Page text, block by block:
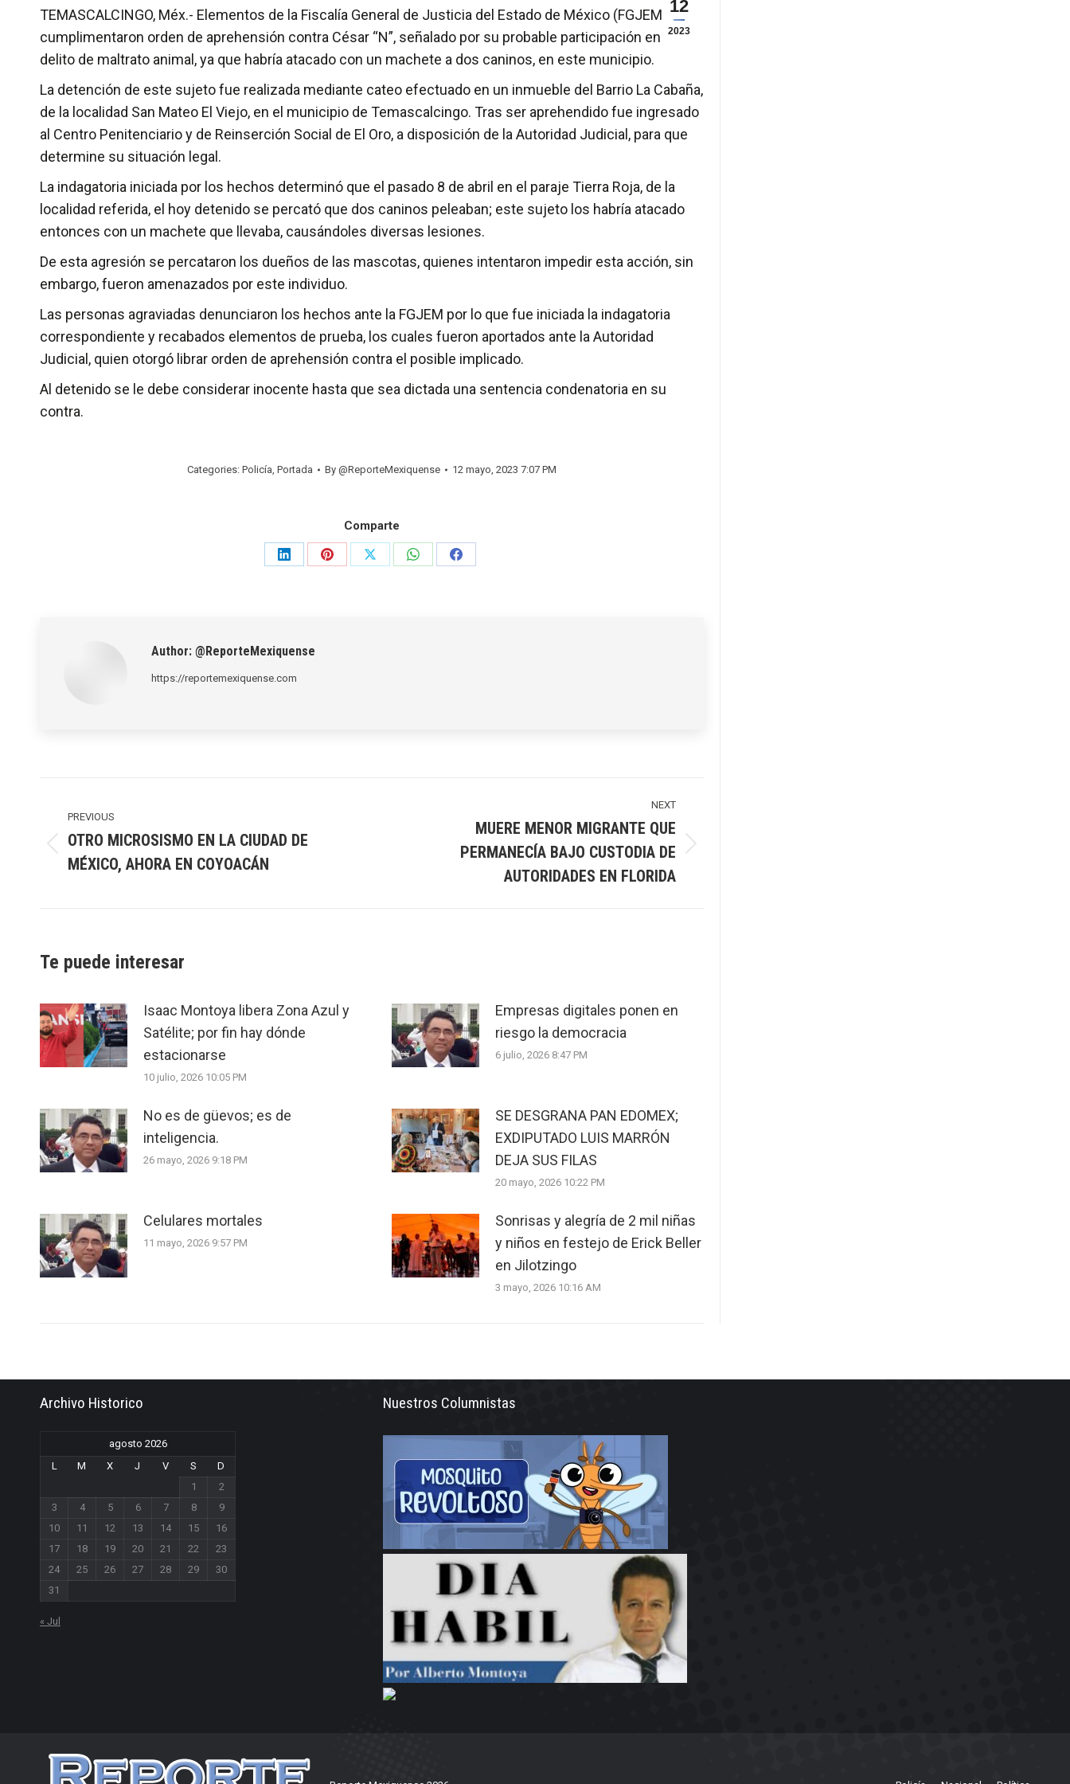
12
2023
TEMASCALCINGO, Méx.- Elementos de la Fiscalía General de Justicia del Estado de México (FGJEM)
cumplimentaron orden de aprehensión contra César “N”, señalado por su probable participación en el
delito de maltrato animal, ya que habría atacado con un machete a dos caninos, en este municipio.
La detención de este sujeto fue realizada mediante cateo efectuado en un inmueble del Barrio La Cabaña,
de la localidad San Mateo El Viejo, en el municipio de Temascalcingo. Tras ser aprehendido fue ingresado
al Centro Penitenciario y de Reinserción Social de El Oro, a disposición de la Autoridad Judicial, para que
determine su situación legal.
La indagatoria iniciada por los hechos determinó que el pasado 8 de abril en el paraje Tierra Roja, de la
localidad referida, el hoy detenido se percató que dos caninos peleaban; este sujeto los habría atacado
entonces con un machete que llevaba, causándoles diversas lesiones.
De esta agresión se percataron los dueños de las mascotas, quienes intentaron impedir esta acción, sin
embargo, fueron amenazados por este individuo.
Las personas agraviadas denunciaron los hechos ante la FGJEM por lo que fue iniciada la indagatoria
correspondiente y recabados elementos de prueba, los cuales fueron aportados ante la Autoridad
Judicial, quien otorgó librar orden de aprehensión contra el posible implicado.
Al detenido se le debe considerar inocente hasta que sea dictada una sentencia condenatoria en su
contra.
Categories: Policía, Portada By @ReporteMexiquense 12 mayo, 2023 7:07 PM
Comparte
Share
Share
Share
Share
Share
Author: @ReporteMexiquense
https://reportemexiquense.com
navigation
PREVIOUS
Previous
post:
OTRO MICROSISMO EN LA CIUDAD DE
MÉXICO, AHORA EN COYOACÁN
NEXT
MUERE MENOR MIGRANTE QUE
PERMANECÍA BAJO CUSTODIA DE
AUTORIDADES EN FLORIDA
Te puede interesar
Isaac Montoya libera Zona Azul y
Satélite; por fin hay dónde
estacionarse
10 julio, 2026 10:05 PM
Empresas digitales ponen en
riesgo la democracia
6 julio, 2026 8:47 PM
No es de güevos; es de
inteligencia.
26 mayo, 2026 9:18 PM
SE DESGRANA PAN EDOMEX;
EXDIPUTADO LUIS MARRÓN
DEJA SUS FILAS
20 mayo, 2026 10:22 PM
Celulares mortales
11 mayo, 2026 9:57 PM
Sonrisas y alegría de 2 mil niñas
y niños en festejo de Erick Beller
en Jilotzingo
3 mayo, 2026 10:16 AM
Archivo Historico
agosto 2026
L
M X J V S
D
1
2
3
4 5 6 7 8
9
10
11 12 13 14 15
16
17
18 19 20 21 22
23
24
25 26 27 28 29
30
31
« Jul
Nuestros Columnistas